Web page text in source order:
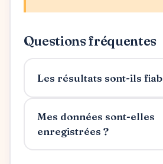
Questions fréquentes
Les résultats sont-ils
Mes données sont-elles
enregistrées ?